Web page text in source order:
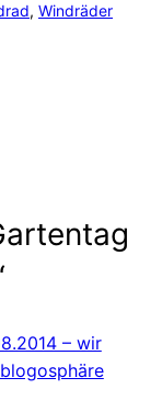
, Windräder
– wir